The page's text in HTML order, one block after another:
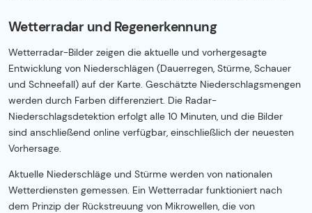
Wetterradar und Regenerkennung
Wetterradar-Bilder zeigen die aktuelle und vorhergesagte
Entwicklung von Niederschlägen (Dauerregen, Stürme, Schauer
und Schneefall) auf der Karte. Geschätzte Niederschlagsmengen
werden durch Farben differenziert. Die Radar-
Niederschlagsdetektion erfolgt alle 10 Minuten, und die Bilder
sind anschließend online verfügbar, einschließlich der neuesten
Vorhersage.
Aktuelle Niederschläge und Stürme werden von nationalen
Wetterdiensten gemessen. Ein Wetterradar funktioniert nach
dem Prinzip der Rückstreuung von Mikrowellen, die von